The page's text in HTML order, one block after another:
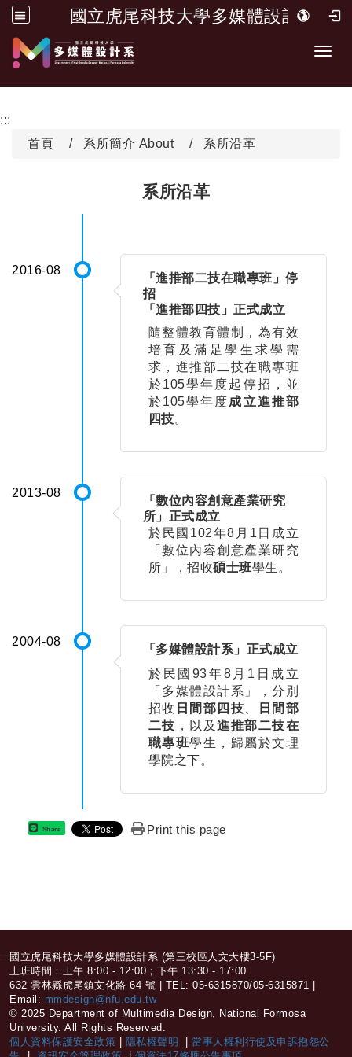
國立虎尾科技大學多媒體設計系
跳到主要內容 開啟
:::
首頁
系所簡介 About 系所沿革
系所沿革
2016-08
「進推部二技在職專班」停
招
「進推部四技」正式成立
隨整體教育體制，為有效
培育及滿足學生求學需
求，進推部二技在職專班
於105學年度起停招，並
於105學年度成立進推部
四技。
2013-08
「數位內容創意產業研究
所」正式成立
於民國102年8月1日成立
「數位內容創意產業研究
所」，招收碩士班學生。
2004-08
「多媒體設計系」正式成立
於民國93年8月1日成立
「多媒體設計系」，分別
招收 日間部四技
日間部
二技 ，以及進推部二技在
職專班學生，歸屬於文理
學院之下。
Share Print this page
::: 國立虎尾科技大學多媒體設計系 (第三校區人文大樓3-5F)
上班時間：上午 8:00 - 12:00；下午 13:30 - 17:00
632 雲林縣虎尾鎮文化路 64 號 | TEL: 05-6315870/05-6315871 |
Email: mmdesign@nfu.edu.tw
© 2025 Department of Multimedia Design, National Formosa
University. All Rights Reserved.
個人資料保護安全政策
隱私權聲明 |當事人權利行使及申訴抱怨公